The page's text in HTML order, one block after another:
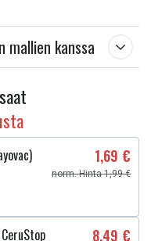
mallien kanssa
1,69 €
norm. Hinta 1,99 €
8,49 €